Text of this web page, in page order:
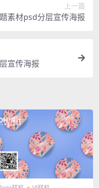
上一篇
素材psd分层宣传海报
宣传海报